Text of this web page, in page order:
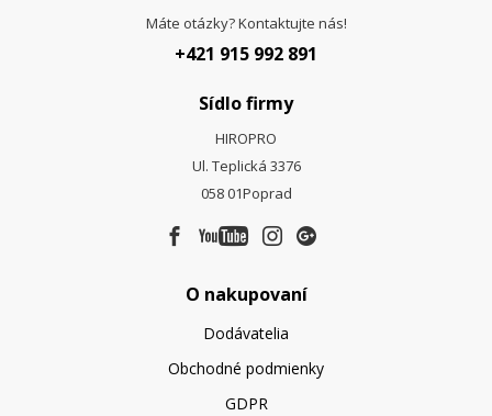
Máte otázky? Kontaktujte nás!
+421 915 992 891
Sídlo firmy
HIROPRO
Ul. Teplická 3376
058 01Poprad
O nakupovaní
Dodávatelia
Obchodné podmienky
GDPR